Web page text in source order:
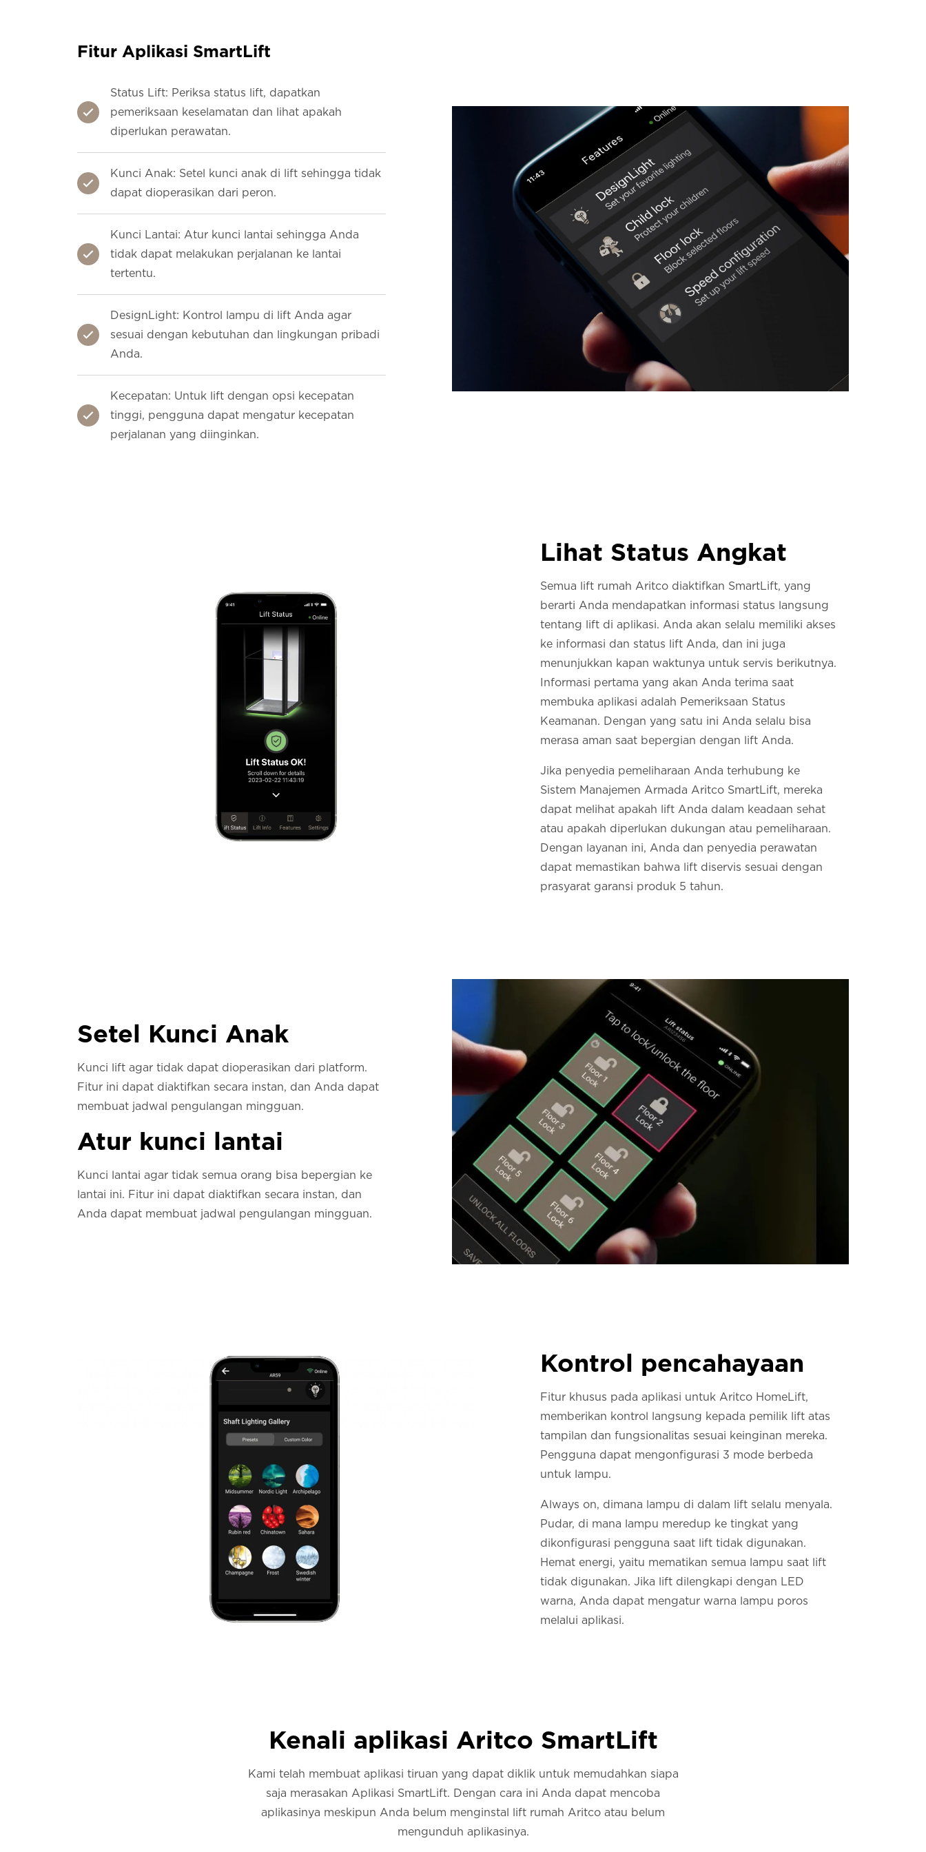
Fitur Aplikasi SmartLift
Status Lift: Periksa status lift, dapatkan
pemeriksaan keselamatan dan lihat apakah
diperlukan perawatan.
Kunci Anak: Setel kunci anak di lift sehingga tidak
dapat dioperasikan dari peron.
Kunci Lantai: Atur kunci lantai sehingga Anda
tidak dapat melakukan perjalanan ke lantai
tertentu.
DesignLight: Kontrol lampu di lift Anda agar
sesuai dengan kebutuhan dan lingkungan pribadi
Anda.
Kecepatan: Untuk lift dengan opsi kecepatan
tinggi, pengguna dapat mengatur kecepatan
perjalanan yang diinginkan.
Lihat Status Angkat
Semua lift rumah Aritco diaktifkan SmartLift, yang
berarti Anda mendapatkan informasi status langsung
tentang lift di aplikasi. Anda akan selalu memiliki akses
ke informasi dan status lift Anda, dan ini juga
menunjukkan kapan waktunya untuk servis berikutnya.
Informasi pertama yang akan Anda terima saat
membuka aplikasi adalah Pemeriksaan Status
Keamanan. Dengan yang satu ini Anda selalu bisa
merasa aman saat bepergian dengan lift Anda.
Jika penyedia pemeliharaan Anda terhubung ke
Sistem Manajemen Armada Aritco SmartLift, mereka
dapat melihat apakah lift Anda dalam keadaan sehat
atau apakah diperlukan dukungan atau pemeliharaan.
Dengan layanan ini, Anda dan penyedia perawatan
dapat memastikan bahwa lift diservis sesuai dengan
prasyarat garansi produk 5 tahun.
Setel Kunci Anak
Kunci lift agar tidak dapat dioperasikan dari platform.
Fitur ini dapat diaktifkan secara instan, dan Anda dapat
membuat jadwal pengulangan mingguan.
Atur kunci lantai
Kunci lantai agar tidak semua orang bisa bepergian ke
lantai ini. Fitur ini dapat diaktifkan secara instan, dan
Anda dapat membuat jadwal pengulangan mingguan.
Kontrol pencahayaan
Fitur khusus pada aplikasi untuk Aritco HomeLift,
memberikan kontrol langsung kepada pemilik lift atas
tampilan dan fungsionalitas sesuai keinginan mereka.
Pengguna dapat mengonfigurasi 3 mode berbeda
untuk lampu.
Always on, dimana lampu di dalam lift selalu menyala.
Pudar, di mana lampu meredup ke tingkat yang
dikonfigurasi pengguna saat lift tidak digunakan.
Hemat energi, yaitu mematikan semua lampu saat lift
tidak digunakan. Jika lift dilengkapi dengan LED
warna, Anda dapat mengatur warna lampu poros
melalui aplikasi.
Kenali aplikasi Aritco SmartLift
Kami telah membuat aplikasi tiruan yang dapat diklik untuk memudahkan siapa
saja merasakan Aplikasi SmartLift. Dengan cara ini Anda dapat mencoba
aplikasinya meskipun Anda belum menginstal lift rumah Aritco atau belum
mengunduh aplikasinya.